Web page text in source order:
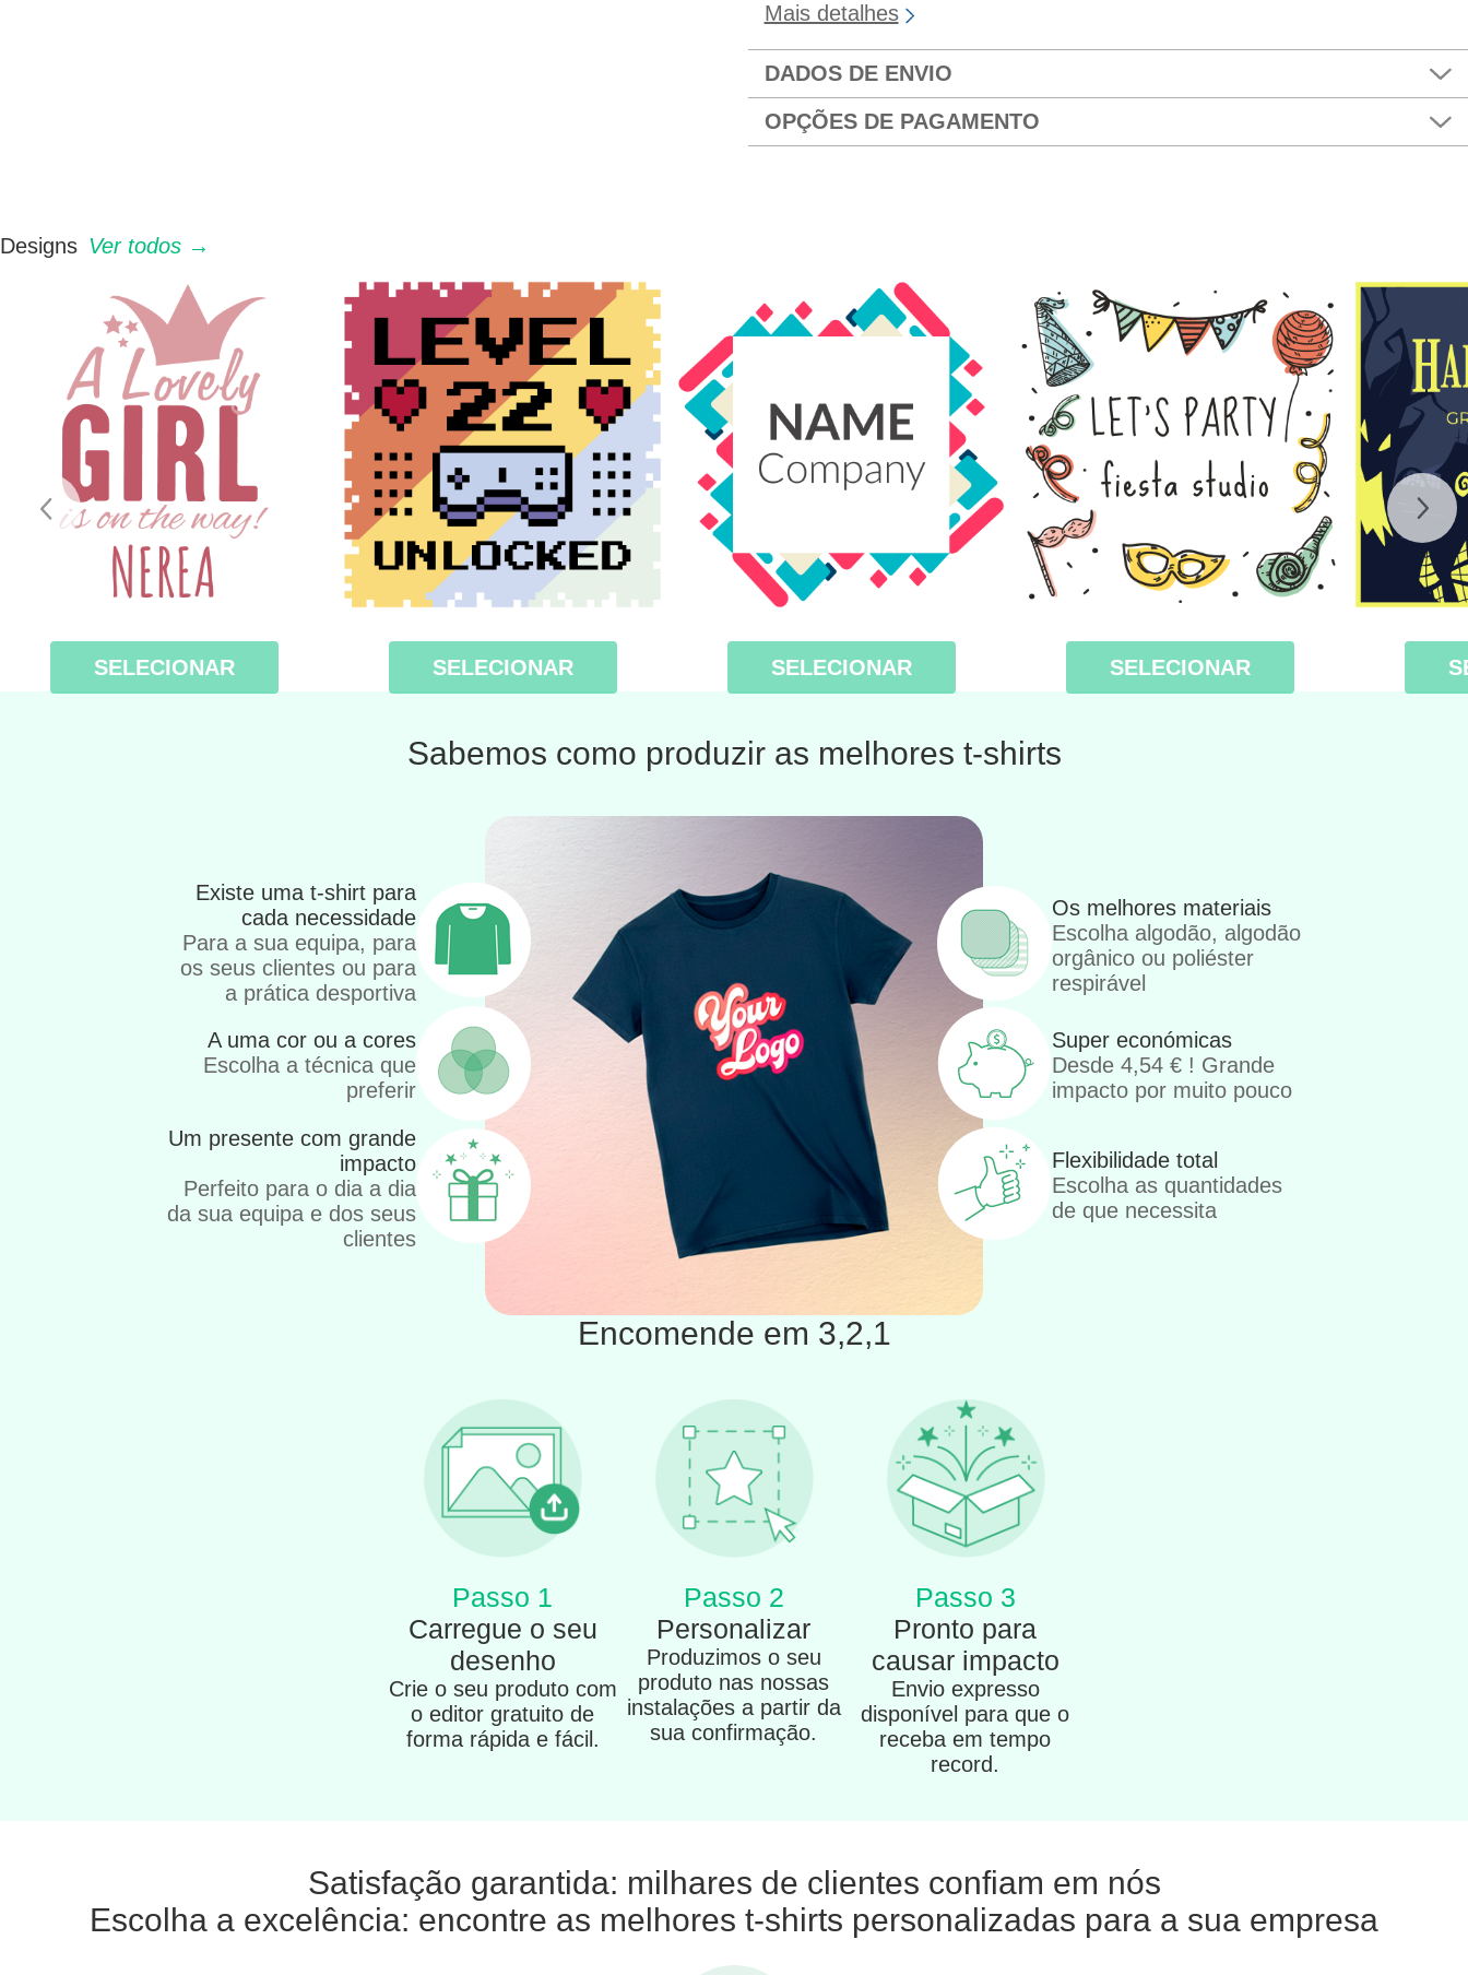
Mais detalhes
DADOS DE ENVIO
OPÇÕES DE PAGAMENTO
Designs Ver todos →
SELECIONAR SELECIONAR SELECIONAR SELECIONAR
Sabemos como produzir as melhores t-shirts
Existe uma t-shirt para
cada necessidade
Para a sua equipa, para
os seus clientes ou para
a prática desportiva
A uma cor ou a cores
Escolha a técnica que
preferir
Um presente com grande
impacto
Perfeito para o dia a dia
da sua equipa e dos seus
clientes
Os melhores materiais
Escolha algodão, algodão
orgânico ou poliéster
respirável
Super económicas
Desde4,54 € ! Grande
impacto por muito pouco
Flexibilidade total
Escolha as quantidades
de que necessita
Encomende em 3,2,1
Passo 1
Carregue o seu
desenho
Crie o seu produto com
o editor gratuito de
forma rápida e fácil.
Passo 2
Personalizar
Produzimos o seu
produto nas nossas
instalações a partir da
sua confirmação.
Passo 3
Pronto para
causar impacto
Envio expresso
disponível para que o
receba em tempo
record.
Satisfação garantida: milhares de clientes confiam em nós
Escolha a excelência: encontre as melhores t-shirts personalizadas para a sua empresa